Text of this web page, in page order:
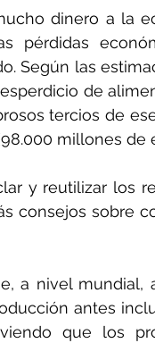
dinero a la
pérdidas
Según las
de
tercios de
millones de
y reutilizar los
consejos sobre
a nivel mundial,
antes
que los